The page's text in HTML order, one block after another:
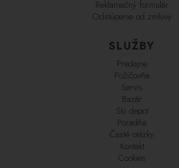
Reklamačný formulár
Odstúpenie od zmluvy
SLUŽBY
Predajne
Požičovňa
Servis
Bazár
Ski depot
Poradňa
Časté otázky
Kontakt
Cookies